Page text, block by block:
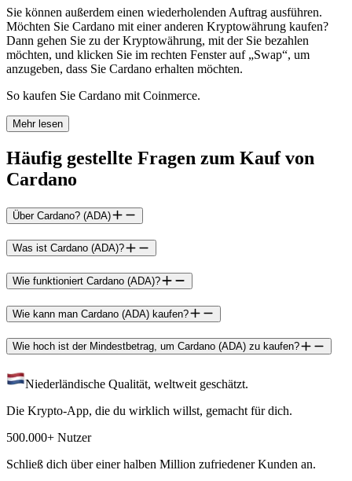
Sie können außerdem einen wiederholenden Auftrag ausführen.
Möchten Sie Cardano mit einer anderen Kryptowährung kaufen?
Dann gehen Sie zu der Kryptowährung, mit der Sie bezahlen
möchten, und klicken Sie im rechten Fenster auf „Swap“, um
anzugeben, dass Sie Cardano erhalten möchten.
So kaufen Sie Cardano mit Coinmerce.
Mehr lesen
Häufig gestellte Fragen zum Kauf von
Cardano
Über Cardano? (ADA)
Was ist Cardano (ADA)?
Wie funktioniert Cardano (ADA)?
Wie kann man Cardano (ADA) kaufen?
Wie hoch ist der Mindestbetrag, um Cardano (ADA) zu kaufen?
Niederländische Qualität, weltweit geschätzt.
Die Krypto-App, die du wirklich willst, gemacht für dich.
500.000+ Nutzer
Schließ dich über einer halben Million zufriedener Kunden an.